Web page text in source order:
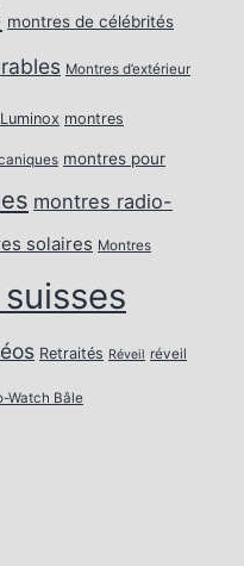
montres de célébrités
Montres d’extérieur
montres
montres pour
montres radio-
solaires Montres
Retraités Réveil réveil
Watch Bâle